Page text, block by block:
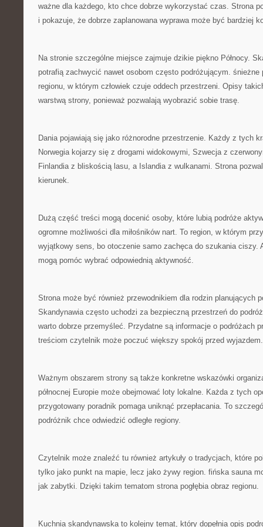
ważne dla każdego, kto chce dobrze wykorzystać czas. Strona
i pokazuje, że dobrze zaplanowana wyprawa może być bardziej
Na stronie szczególne miejsce zajmuje dzikie piękno Północy.
potrafią zachwycić nawet osobom często podróżującym. śnieżne
regionu, w którym człowiek czuje oddech przestrzeni. Opisy
warstwą strony, ponieważ pozwalają wyobrazić sobie trasę.
Dania pojawiają się jako różnorodne przestrzenie. Każdy z tych
Norwegia kojarzy się z drogami widokowymi, Szwecja z
Finlandia z bliskością lasu, a Islandia z wulkanami. Strona
kierunek.
Dużą część treści mogą docenić osoby, które lubią podróże
ogromne możliwości dla miłośników nart. To region, w którym
wyjątkowy sens, bo otoczenie samo zachęca do szukania ciszy.
mogą pomóc wybrać odpowiednią aktywność.
Strona może być również przewodnikiem dla rodzin planujących
Skandynawia często uchodzi za bezpieczną przestrzeń do
warto dobrze przemyśleć. Przydatne są informacje o podróżach
treściom czytelnik może poczuć większy spokój przed wyjazdem.
Ważnym obszarem strony są także konkretne wskazówki
północnej Europie może obejmować loty lokalne. Każda z tych
przygotowany poradnik pomaga uniknąć przepłacania. To
podróżnik chce odwiedzić odległe regiony.
Czytelnik może znaleźć tu również artykuły o tradycjach, które
tylko jako punkt na mapie, lecz jako żywy region. fińska sauna
jak zabytki. Dzięki takim tematom strona pogłębia obraz regionu.
Kuchnia skandynawska to kolejny temat, który dopełnia opis